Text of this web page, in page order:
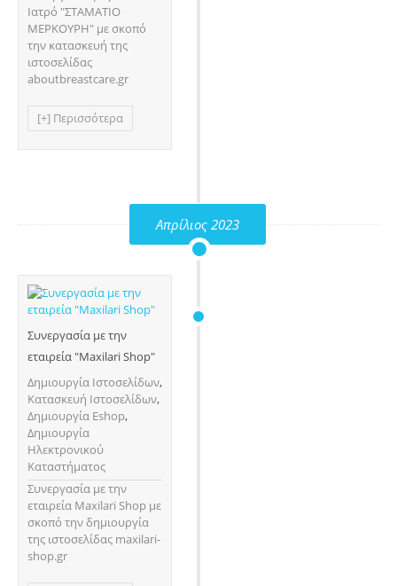
Ιατρό "ΣΤΑΜΑΤΙΟ
ΜΕΡΚΟΥΡΗ" με σκοπό
την κατασκευή της
ιστοσελίδας
aboutbreastcare.gr
[+] Περισσότερα
Απρίλιος 2023
Συνεργασία με την
εταιρεία "Maxilari Shop"
Δημιουργία Ιστοσελίδων,
Κατασκευή Ιστοσελίδων,
Δημιουργία Eshop,
Δημιουργία
Ηλεκτρονικού
Καταστήματος
Συνεργασία με την
εταιρεία Maxilari Shop με
σκοπό την δημιουργία
της ιστοσελίδας maxilari-
shop.gr